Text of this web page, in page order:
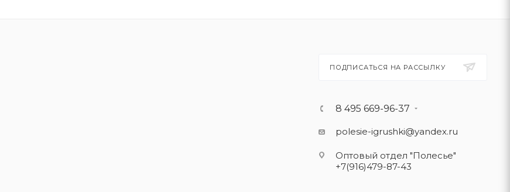
ПОДПИСАТЬСЯ НА РАССЫЛКУ
8 495 669-96-37
polesie-igrushki@yandex.ru
Оптовый отдел "Полесье"
+7(916)479-87-43